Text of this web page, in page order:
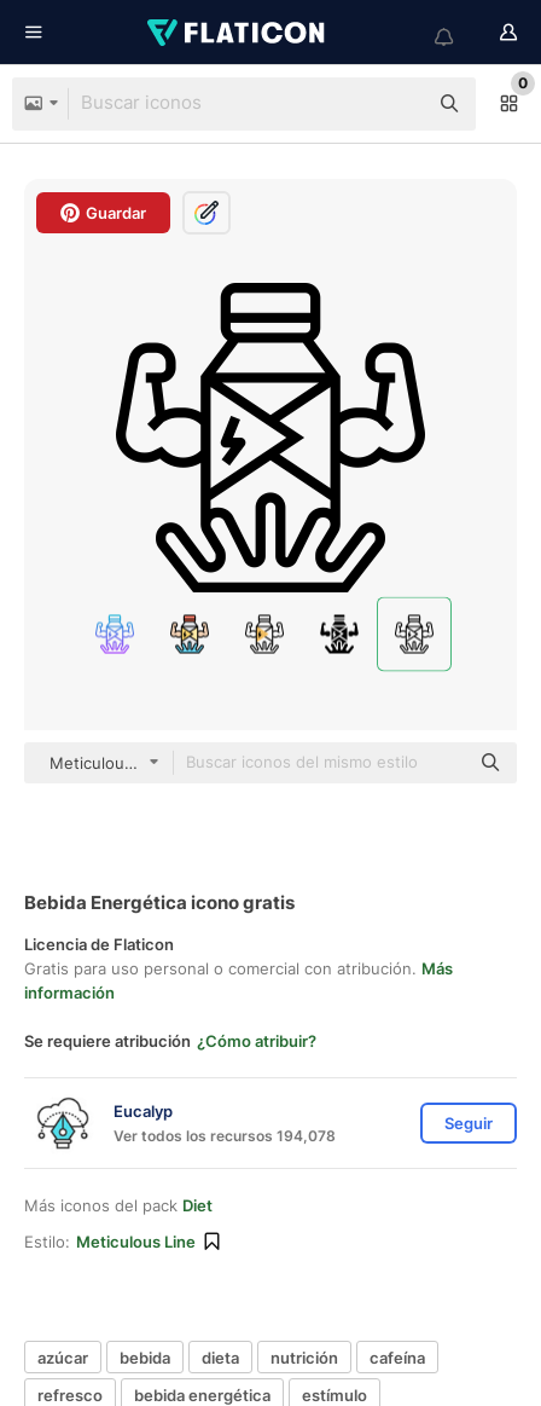
0
Guardar
Meticulous Line
Bebida Energética icono gratis
Licencia de Flaticon
Gratis para uso personal o comercial con atribución. Más
información
Se requiere atribución ¿Cómo atribuir?
Eucalyp
Ver todos los recursos 194,078
Seguir
Más iconos del pack Diet
Estilo: Meticulous Line
azúcar bebida dieta nutrición
cafeína
refresco
bebida energética
estímulo